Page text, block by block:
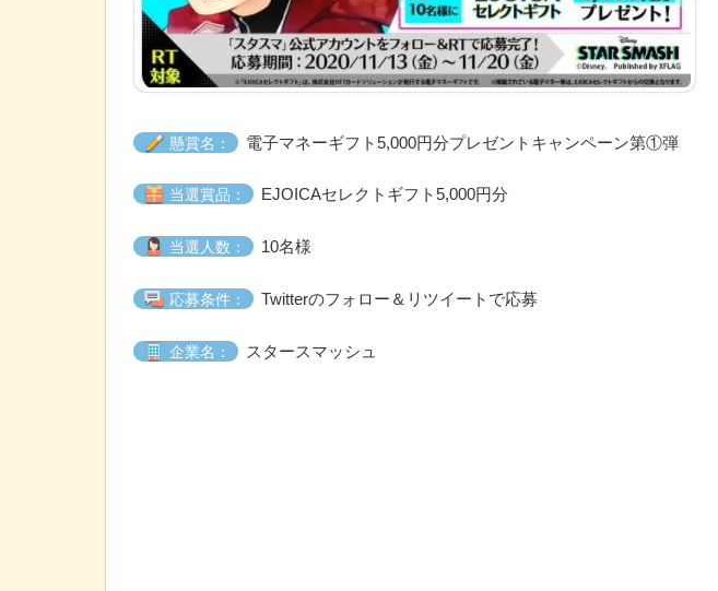
懸賞名： 電子マネーギフト5,000円分プレゼントキャンペーン第①弾
当選賞品： EJOICAセレクトギフト5,000円分
当選人数： 10名様
応募条件： Twitterのフォロー＆リツイートで応募
企業名： スタースマッシュ